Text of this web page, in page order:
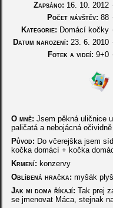
Zapsáno: 16. 10. 2012
Počet návštěv: 88
Kategorie: Domácí kočky
Datum narození: 23. 6. 2010
Fotek a videí: 9+0
O mně: Jsem pěkná uličnice
paličatá a nebojácná
Původ: Do včerejška jsem
kočka domácí + kočka
Krmení: konzervy
Oblíbená hračka: myšák
Jak mi doma říkají: Tak prej
se jmenovat Máca, stejnak